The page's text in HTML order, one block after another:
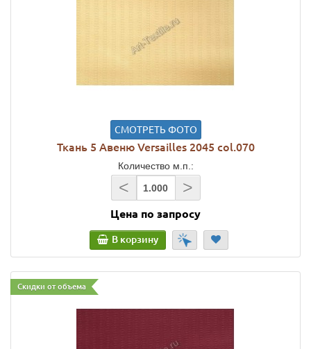
СМОТРЕТЬ ФОТО
Ткань 5 Авеню Versailles 2045 col.070
Количество м.п.:
< >
Цена по запросу
В корзину
Скидки от объема